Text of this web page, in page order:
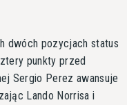
dwóch pozycjach status
punkty przed
Sergio Perez awansuje
Lando Norrisa i